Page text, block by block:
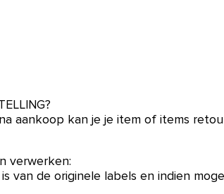
aankoop kan je je item of items
verwerken:
de originele labels en indien